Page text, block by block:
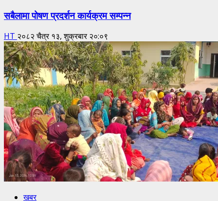
सबैलामा पोषण प्रदर्शन कार्यक्रम सम्पन्न
HT २०८२ चैत्र १३, शुक्रबार २०:०९
खबर